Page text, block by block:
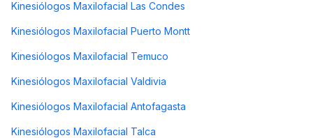
Kinesiólogos Maxilofacial Las Condes
Kinesiólogos Maxilofacial Puerto Montt
Kinesiólogos Maxilofacial Temuco
Kinesiólogos Maxilofacial Valdivia
Kinesiólogos Maxilofacial Antofagasta
Kinesiólogos Maxilofacial Talca